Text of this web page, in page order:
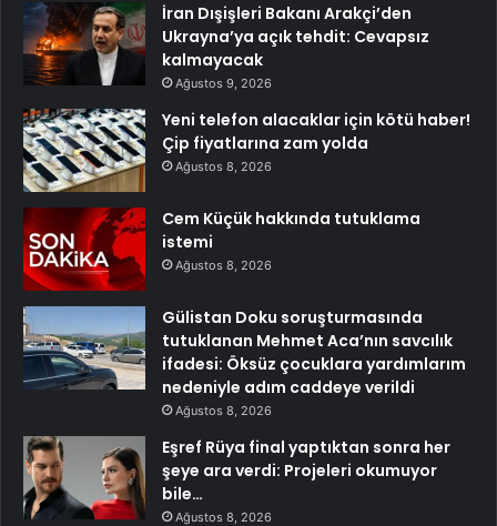
İran Dışişleri Bakanı Arakçi’den
Ukrayna’ya açık tehdit: Cevapsız
kalmayacak
Ağustos 9, 2026
Yeni telefon alacaklar için kötü haber!
Çip fiyatlarına zam yolda
Ağustos 8, 2026
Cem Küçük hakkında tutuklama
istemi
Ağustos 8, 2026
Gülistan Doku soruşturmasında
tutuklanan Mehmet Aca’nın savcılık
ifadesi: Öksüz çocuklara yardımlarım
nedeniyle adım caddeye verildi
Ağustos 8, 2026
Eşref Rüya final yaptıktan sonra her
şeye ara verdi: Projeleri okumuyor
bile…
Ağustos 8, 2026